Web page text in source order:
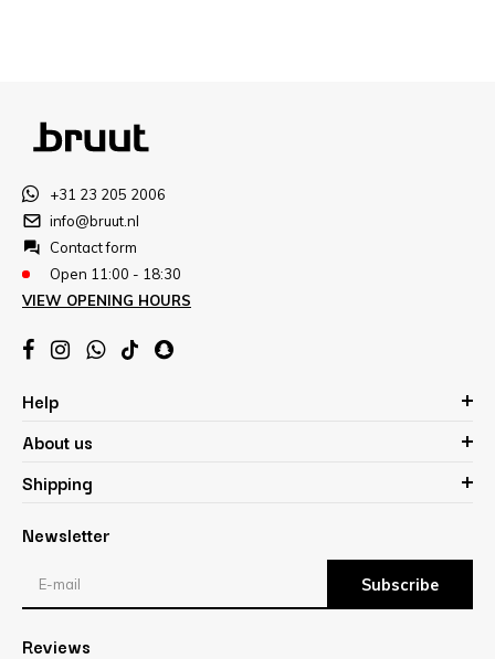
+31 23 205 2006
info@bruut.nl
Contact form
Open 11:00 - 18:30
VIEW OPENING HOURS
Help
About us
Shipping
Newsletter
Subscribe
Reviews